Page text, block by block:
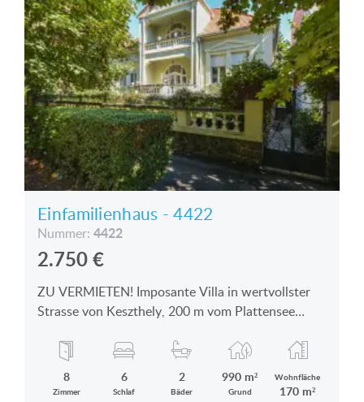
Einfamilienhaus - 4422
Nummer: 4422
2.750€
ZU VERMIETEN! Imposante Villa in wertvollster
Strasse von Keszthely, 200 m vom Plattensee
8
Zimmer
6
Schlaf
2
Bäder
990 m²
Grund
Wohnfläche
170 m²